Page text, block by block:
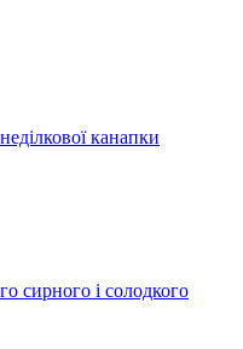
канапки
сирного і солодкого